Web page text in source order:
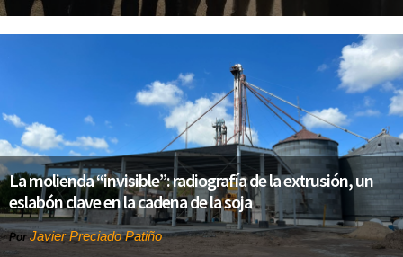
La molienda “invisible”: radiografía de la extrusión, un
eslabón clave en la cadena de la soja
Por Javier Preciado Patiño